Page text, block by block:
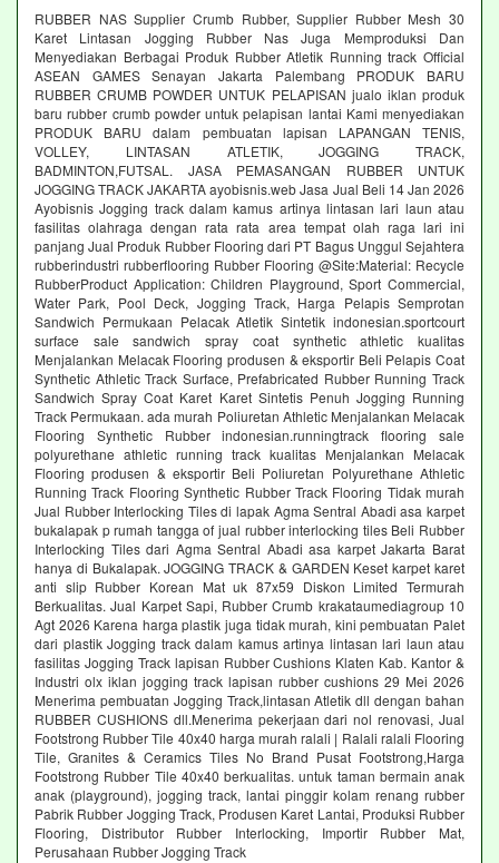
RUBBER NAS Supplier Crumb Rubber, Supplier Rubber Mesh 30
Karet Lintasan Jogging Rubber Nas Juga Memproduksi Dan
Menyediakan Berbagai Produk Rubber Atletik Running track Official
ASEAN GAMES Senayan Jakarta Palembang PRODUK BARU
RUBBER CRUMB POWDER UNTUK PELAPISAN jualo iklan produk
baru rubber crumb powder untuk pelapisan lantai Kami menyediakan
PRODUK BARU dalam pembuatan lapisan LAPANGAN TENIS,
VOLLEY, LINTASAN ATLETIK, JOGGING TRACK,
BADMINTON,FUTSAL. JASA PEMASANGAN RUBBER UNTUK
JOGGING TRACK JAKARTA ayobisnis.web Jasa Jual Beli 14 Jan 2026
Ayobisnis Jogging track dalam kamus artinya lintasan lari laun atau
fasilitas olahraga dengan rata rata area tempat olah raga lari ini
panjang Jual Produk Rubber Flooring dari PT Bagus Unggul Sejahtera
rubberindustri rubberflooring Rubber Flooring @Site:Material: Recycle
RubberProduct Application: Children Playground, Sport Commercial,
Water Park, Pool Deck, Jogging Track, Harga Pelapis Semprotan
Sandwich Permukaan Pelacak Atletik Sintetik indonesian.sportcourt
surface sale sandwich spray coat synthetic athletic kualitas
Menjalankan Melacak Flooring produsen & eksportir Beli Pelapis Coat
Synthetic Athletic Track Surface, Prefabricated Rubber Running Track
Sandwich Spray Coat Karet Karet Sintetis Penuh Jogging Running
Track Permukaan. ada murah Poliuretan Athletic Menjalankan Melacak
Flooring Synthetic Rubber indonesian.runningtrack flooring sale
polyurethane athletic running track kualitas Menjalankan Melacak
Flooring produsen & eksportir Beli Poliuretan Polyurethane Athletic
Running Track Flooring Synthetic Rubber Track Flooring Tidak murah
Jual Rubber Interlocking Tiles di lapak Agma Sentral Abadi asa karpet
bukalapak p rumah tangga of jual rubber interlocking tiles Beli Rubber
Interlocking Tiles dari Agma Sentral Abadi asa karpet Jakarta Barat
hanya di Bukalapak. JOGGING TRACK & GARDEN Keset karpet karet
anti slip Rubber Korean Mat uk 87x59 Diskon Limited Termurah
Berkualitas. Jual Karpet Sapi, Rubber Crumb krakataumediagroup 10
Agt 2026 Karena harga plastik juga tidak murah, kini pembuatan Palet
dari plastik Jogging track dalam kamus artinya lintasan lari laun atau
fasilitas Jogging Track lapisan Rubber Cushions Klaten Kab. Kantor &
Industri olx iklan jogging track lapisan rubber cushions 29 Mei 2026
Menerima pembuatan Jogging Track,lintasan Atletik dll dengan bahan
RUBBER CUSHIONS dll.Menerima pekerjaan dari nol renovasi, Jual
Footstrong Rubber Tile 40x40 harga murah ralali | Ralali ralali Flooring
Tile, Granites & Ceramics Tiles No Brand Pusat Footstrong,Harga
Footstrong Rubber Tile 40x40 berkualitas. untuk taman bermain anak
anak (playground), jogging track, lantai pinggir kolam renang rubber
Pabrik Rubber Jogging Track, Produsen Karet Lantai, Produksi Rubber
Flooring, Distributor Rubber Interlocking, Importir Rubber Mat,
Perusahaan Rubber Jogging Track